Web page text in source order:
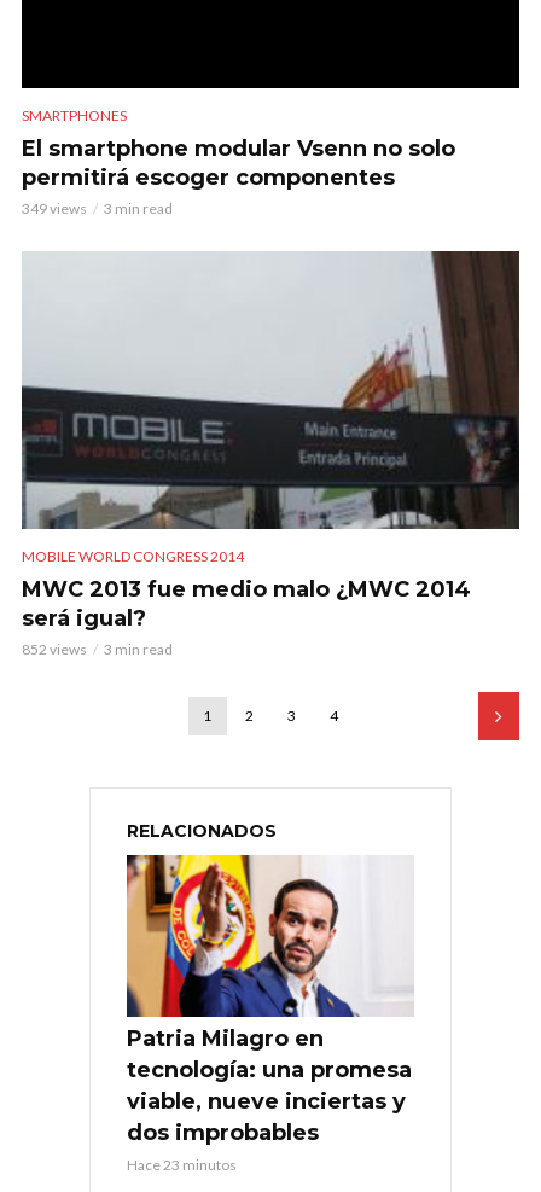
SMARTPHONES
El smartphone modular Vsenn no solo
permitirá escoger componentes
349 views 3 min read
MOBILE WORLD CONGRESS 2014
MWC 2013 fue medio malo ¿MWC 2014
será igual?
852 views 3 min read
1 2 3 4
RELACIONADOS
Patria Milagro en
tecnología: una promesa
viable, nueve inciertas y
dos improbables
Hace 23 minutos